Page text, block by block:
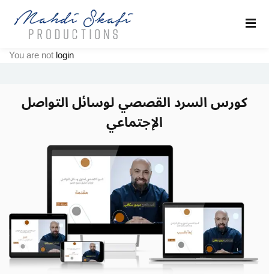
You are notlogin
كورس السرد القصصي لوسائل التواصل
الإجتماعي
Sign in
Remember me Lost your password?